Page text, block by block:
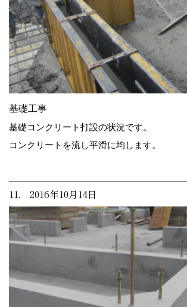
基礎工事
基礎コンクリート打設の状況です。
コンクリートを流し平滑に均します。
11. 2016年10月14日